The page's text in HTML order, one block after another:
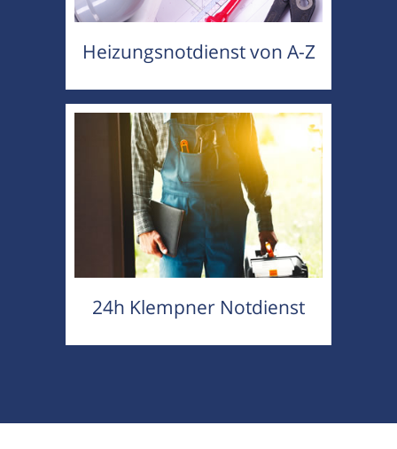
Heizungsnotdienst von A-Z
24h Klempner Notdienst